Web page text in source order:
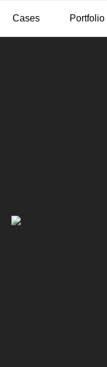
Cases Portfolio